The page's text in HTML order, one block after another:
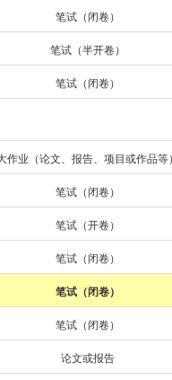
笔试（闭卷）
笔试（半开卷）
笔试（闭卷）
作业（论文、报告、项目或作品等）
笔试（闭卷）
笔试（开卷）
笔试（闭卷）
笔试（闭卷）
笔试（闭卷）
论文或报告